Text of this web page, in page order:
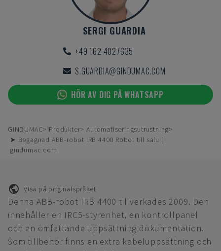
SERGI GUARDIA
+49 162 4027635
S.GUARDIA@GINDUMAC.COM
HÖR AV DIG PÅ WHATSAPP
GINDUMAC Produkter
Automatiseringsutrustning
➤ Begagnad ABB-robot IRB 4400 Robot till salu |
gindumac.com
Visa på originalspråket
Denna ABB-robot IRB 4400 tillverkades 2009. Den
innehåller en IRC5-styrenhet, en kontrollpanel
och en omfattande uppsättning dokumentation.
Som tillbehör finns en extra kabeluppsättning och